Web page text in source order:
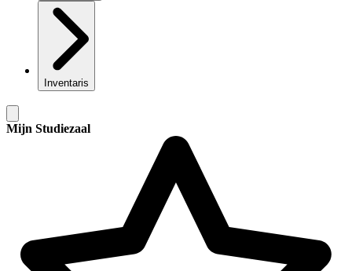
Inventaris
Mijn Studiezaal